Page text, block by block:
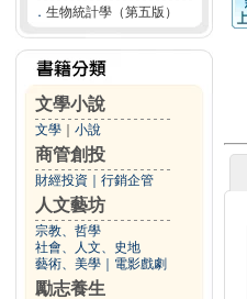
． 生物統計學（第五版）
文學小說
文學 小說
商管創投
財經投資 行銷企管
人文藝坊
宗教、哲學
社會、人文、史地
藝術、美學
電影戲劇
勵志養生